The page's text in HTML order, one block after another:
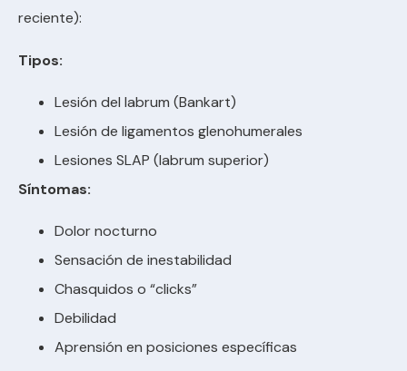
reciente):
Tipos:
Lesión del labrum (Bankart)
Lesión de ligamentos glenohumerales
Lesiones SLAP (labrum superior)
Síntomas:
Dolor nocturno
Sensación de inestabilidad
Chasquidos o “clicks”
Debilidad
Aprensión en posiciones específicas